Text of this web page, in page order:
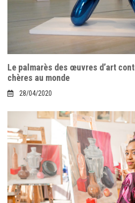
Le palmarès des œuvres d’art
chères au monde
28/04/2020